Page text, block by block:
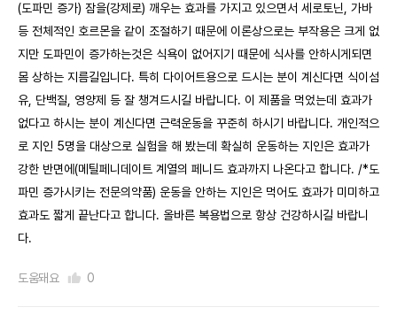
(도파민 증가) 잠을(강제로) 깨우는 효과를 가지고 있으면서 세로토닌, 가바
등 전체적인 호르몬을 같이 조절하기 때문에 이론상으로는 부작용은 크게 없
지만 도파민이 증가하는것은 식욕이 없어지기 때문에 식사를 안하시게되면
몸 상하는 지름길입니다. 특히 다이어트용으로 드시는 분이 계신다면 식이섬
유, 단백질, 영양제 등 잘 챙겨드시길 바랍니다. 이 제품을 먹었는데 효과가
없다고 하시는 분이 계신다면 근력운동을 꾸준히 하시기 바랍니다. 개인적으
로 지인 5명을 대상으로 실험을 해 봤는데 확실히 운동하는 지인은 효과가
강한 반면에(메틸페니데이트 계열의 페니드 효과까지 나온다고 합니다. /*도
파민 증가시키는 전문의약품) 운동을 안하는 지인은 먹어도 효과가 미미하고
효과도 짧게 끝난다고 합니다. 올바른 복용법으로 항상 건강하시길 바랍니
다.
도움돼요 0